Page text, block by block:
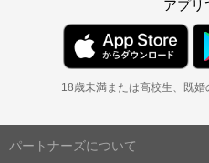
アプリ
18歳未満または高校生、既
パートナーズについて